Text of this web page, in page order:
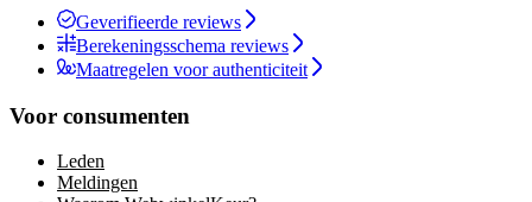
Geverifieerde reviews
Berekeningsschema reviews
Maatregelen voor authenticiteit
Voor consumenten
Leden
Meldingen